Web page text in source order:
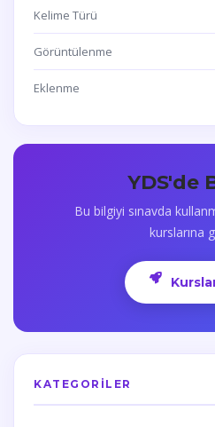
Kelime Türü
Görüntülenme
Eklenme
YDS'de
Bu bilgiyi sınavda
kurslarına
KATEGORILER